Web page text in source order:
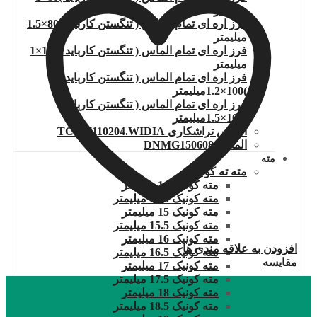
میلیمتر
فرز اره ای تمام الماس ( تنگستن کارباید )80×1.5
میلیمتر
فرز اره ای تمام الماس ( تنگستن کارباید )100×1
میلیمتر
فرز اره ای تمام الماس ( تنگستن کارباید
)100×1.2میلیمتر
فرز اره ای تمام الماس ( تنگستن کارباید
الماس تراشکاری TCMT110204.WIDIA
الماس DNMG150608
مته
مته ته کونیک
مته کونیک 14 میلیمتر
مته کونیک 14.5 میلیمتر
مته کونیک 15 میلیمتر
مته کونیک 15.5 میلیمتر
مته کونیک 16 میلیمتر
مته کونیک 16.5 میلیمتر
مته کونیک 17 میلیمتر
مته کونیک 17.5 میلیمتر
مته کونیک 18 میلیمتر
مته کونیک 18.5 میلیمتر
افزودن به علاقه مندی ها
مقایسه